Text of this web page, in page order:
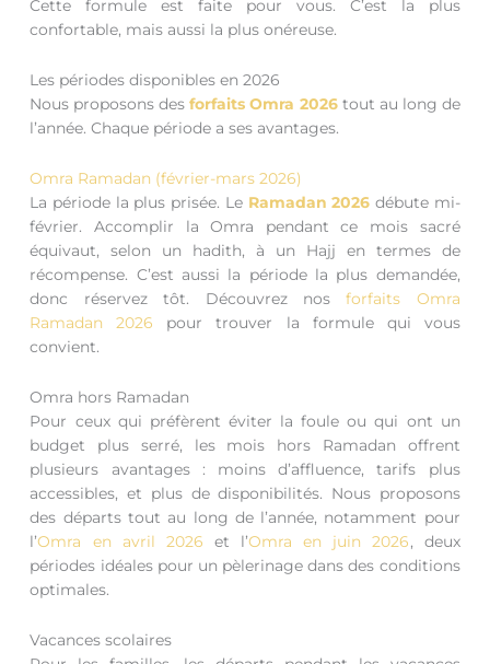
Cette formule est faite pour vous. C’est la plus
confortable, mais aussi la plus onéreuse.
Les périodes disponibles en 2026
Nous proposons desforfaits Omra 2026tout au long de
l’année. Chaque période a ses avantages.
Omra Ramadan (février-mars 2026)
La période la plus prisée. Le Ramadan 2026 débute mi-
février. Accomplir la Omra pendant ce mois sacré
équivaut, selon un hadith, à un Hajj en termes de
récompense. C’est aussi la période la plus demandée,
donc réservez tôt. Découvrez nosforfaits Omra
Ramadan 2026 pour trouver la formule qui vous
convient.
Omra hors Ramadan
Pour ceux qui préfèrent éviter la foule ou qui ont un
budget plus serré, les mois hors Ramadan offrent
plusieurs avantages : moins d’affluence, tarifs plus
accessibles, et plus de disponibilités. Nous proposons
des départs tout au long de l’année, notamment pour
l’Omra en avril 2026 et l’Omra en juin 2026, deux
périodes idéales pour un pèlerinage dans des conditions
optimales.
Vacances scolaires